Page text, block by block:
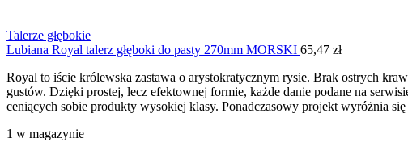
Talerze głębokie
Lubiana Royal talerz głęboki do pasty 270mm MORSKI 65,47 zł
Royal to iście królewska zastawa o arystokratycznym rysie. Brak ostrych
gustów. Dzięki prostej, lecz efektownej formie, każde danie podane na
ceniących sobie produkty wysokiej klasy. Ponadczasowy projekt wyróżnia
1 w magazynie